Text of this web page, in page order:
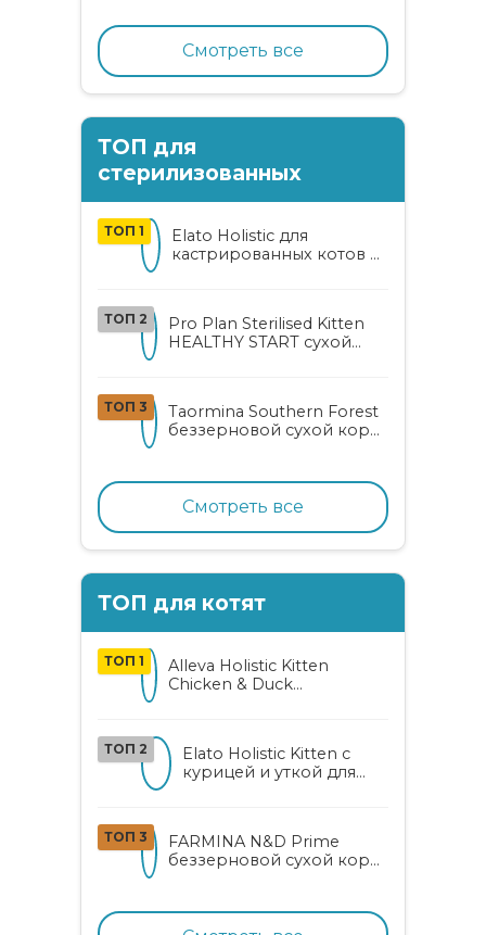
Смотреть все
ТОП для
стерилизованных
ТОП 1
Elato Holistic для
кастрированных котов и
ТОП 2
Pro Plan Sterilised Kitten
HEALTHY START сухой
лососем
ТОП 3
Taormina Southern Forest
беззерновой сухой корм
ягодами и овощами
Смотреть все
ТОП для котят
ТОП 1
Alleva Holistic Kitten
Chicken & Duck
ТОП 2
Elato Holistic Kitten с
курицей и уткой для
ТОП 3
FARMINA N&D Prime
беззерновой сухой корм
курицей и гранатом